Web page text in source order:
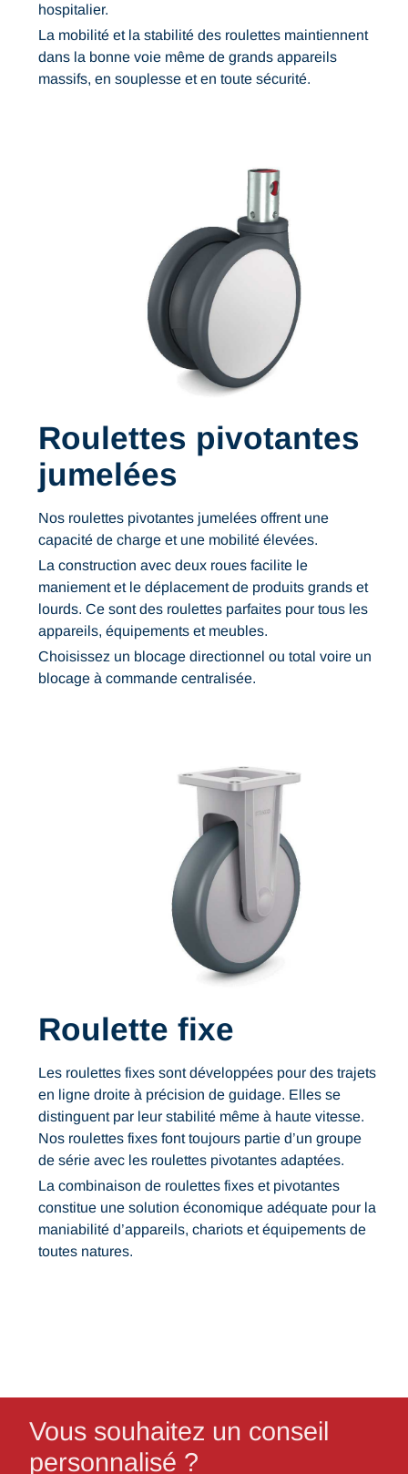
hospitalier.
La mobilité et la stabilité des roulettes maintiennent
dans la bonne voie même de grands appareils
massifs, en souplesse et en toute sécurité.
Roulettes pivotantes
jumelées
Nos roulettes pivotantes jumelées offrent une
capacité de charge et une mobilité élevées.
La construction avec deux roues facilite le
maniement et le déplacement de produits grands et
lourds. Ce sont des roulettes parfaites pour tous les
appareils, équipements et meubles.
Choisissez un blocage directionnel ou total voire un
blocage à commande centralisée.
Roulette fixe
Les roulettes fixes sont développées pour des trajets
en ligne droite à précision de guidage. Elles se
distinguent par leur stabilité même à haute vitesse.
Nos roulettes fixes font toujours partie d’un groupe
de série avec les roulettes pivotantes adaptées.
La combinaison de roulettes fixes et pivotantes
constitue une solution économique adéquate pour la
maniabilité d’appareils, chariots et équipements de
toutes natures.
Vous souhaitez un conseil
personnalisé ?